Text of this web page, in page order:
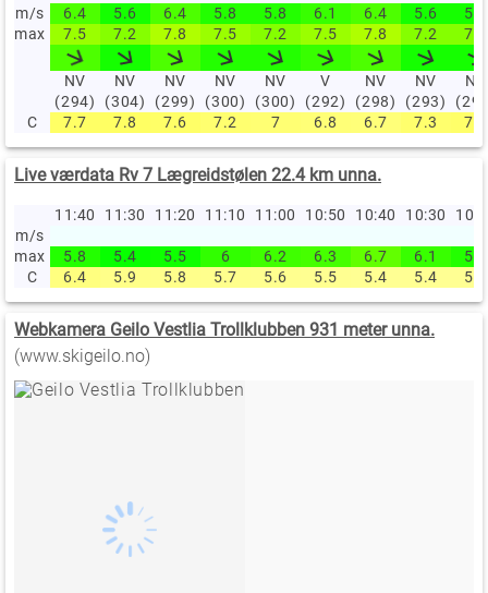
m/s
6.4 5.6 6.4 5.8 5.8 6.1 6.4 5.6
5.6
max
7.5 7.2 7.8 7.5 7.2 7.5 7.8 7.2 7.2
NV
(294)
NV
(304)
NV
(299)
NV
(300)
NV
(300)
V
(292)
NV
(298)
NV
(293)
NV
C
7.7 7.8 7.6 7.2 7 6.8 6.7 7.3 7.5
Live værdata Rv 7 Lægreidstølen 22.4 km unna.
11:40 11:30 11:20 11:10 11:00 10:50 10:40 10:30
m/s
max
5.8 5.4 5.5 6 6.2 6.3 6.7 6.1
5.8
C
6.4 5.9 5.8 5.7 5.6 5.5 5.4 5.4 5.4
Webkamera Geilo Vestlia Trollklubben 931 meter unna.
(www.skigeilo.no)